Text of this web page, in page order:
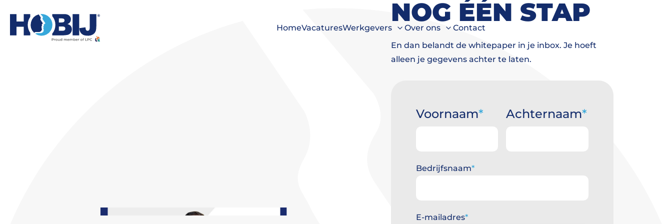
HomeVacaturesWerkgevers Over ons Contact
NOG ÉÉN STAP
En dan belandt de whitepaper in je inbox. Je hoeft
alleen je gegevens achter te laten.
Voornaam Achternaam
Bedrijfsnaam
E-mailadres